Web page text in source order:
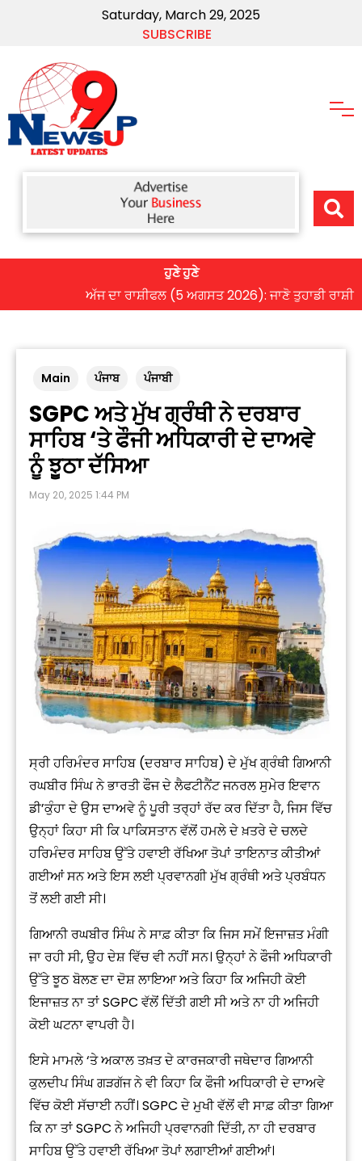
Saturday, March 29, 2025
SUBSCRIBE
ਹੁਣੇ ਹੁਣੇ
ਅੱਜ ਦਾ ਰਾਸ਼ੀਫਲ (5 ਅਗਸਤ 2026): ਜਾਣੋ ਤੁਹਾਡੀ ਰਾਸ਼ੀ ‘ਤੇ
Main ਪੰਜਾਬ ਪੰਜਾਬੀ
SGPC ਅਤੇ ਮੁੱਖ ਗ੍ਰੰਥੀ ਨੇ ਦਰਬਾਰ
ਸਾਹਿਬ ‘ਤੇ ਫੌਜੀ ਅਧਿਕਾਰੀ ਦੇ ਦਾਅਵੇ
ਨੂੰ ਝੂਠਾ ਦੱਸਿਆ
May 20, 2025 1:44 PM
ਸ੍ਰੀ ਹਰਿਮੰਦਰ ਸਾਹਿਬ (ਦਰਬਾਰ ਸਾਹਿਬ) ਦੇ ਮੁੱਖ ਗ੍ਰੰਥੀ ਗਿਆਨੀ
ਰਘਬੀਰ ਸਿੰਘ ਨੇ ਭਾਰਤੀ ਫੌਜ ਦੇ ਲੈਫਟੀਨੈਂਟ ਜਨਰਲ ਸੁਮੇਰ ਇਵਾਨ
ਡੀ’ਕੁੰਹਾ ਦੇ ਉਸ ਦਾਅਵੇ ਨੂੰ ਪੂਰੀ ਤਰ੍ਹਾਂ ਰੱਦ ਕਰ ਦਿੱਤਾ ਹੈ, ਜਿਸ ਵਿੱਚ
ਉਨ੍ਹਾਂ ਕਿਹਾ ਸੀ ਕਿ ਪਾਕਿਸਤਾਨ ਵੱਲੋਂ ਹਮਲੇ ਦੇ ਖ਼ਤਰੇ ਦੇ ਚਲਦੇ
ਹਰਿਮੰਦਰ ਸਾਹਿਬ ਉੱਤੇ ਹਵਾਈ ਰੱਖਿਆ ਤੋਪਾਂ ਤਾਇਨਾਤ ਕੀਤੀਆਂ
ਗਈਆਂ ਸਨ ਅਤੇ ਇਸ ਲਈ ਪ੍ਰਵਾਨਗੀ ਮੁੱਖ ਗ੍ਰੰਥੀ ਅਤੇ ਪ੍ਰਬੰਧਨ
ਤੋਂ ਲਈ ਗਈ ਸੀ।
ਗਿਆਨੀ ਰਘਬੀਰ ਸਿੰਘ ਨੇ ਸਾਫ਼ ਕੀਤਾ ਕਿ ਜਿਸ ਸਮੇਂ ਇਜਾਜ਼ਤ ਮੰਗੀ
ਜਾ ਰਹੀ ਸੀ, ਉਹ ਦੇਸ਼ ਵਿੱਚ ਵੀ ਨਹੀਂ ਸਨ। ਉਨ੍ਹਾਂ ਨੇ ਫੌਜੀ ਅਧਿਕਾਰੀ
ਉੱਤੇ ਝੂਠ ਬੋਲਣ ਦਾ ਦੋਸ਼ ਲਾਇਆ ਅਤੇ ਕਿਹਾ ਕਿ ਅਜਿਹੀ ਕੋਈ
ਇਜਾਜ਼ਤ ਨਾ ਤਾਂ SGPC ਵੱਲੋਂ ਦਿੱਤੀ ਗਈ ਸੀ ਅਤੇ ਨਾ ਹੀ ਅਜਿਹੀ
ਕੋਈ ਘਟਨਾ ਵਾਪਰੀ ਹੈ।
ਇਸੇ ਮਾਮਲੇ ‘ਤੇ ਅਕਾਲ ਤਖ਼ਤ ਦੇ ਕਾਰਜਕਾਰੀ ਜਥੇਦਾਰ ਗਿਆਨੀ
ਕੁਲਦੀਪ ਸਿੰਘ ਗੜਗੱਜ ਨੇ ਵੀ ਕਿਹਾ ਕਿ ਫੌਜੀ ਅਧਿਕਾਰੀ ਦੇ ਦਾਅਵੇ
ਵਿੱਚ ਕੋਈ ਸੱਚਾਈ ਨਹੀਂ। SGPC ਦੇ ਮੁਖੀ ਵੱਲੋਂ ਵੀ ਸਾਫ਼ ਕੀਤਾ ਗਿਆ
ਕਿ ਨਾ ਤਾਂ SGPC ਨੇ ਅਜਿਹੀ ਪ੍ਰਵਾਨਗੀ ਦਿੱਤੀ, ਨਾ ਹੀ ਦਰਬਾਰ
ਸਾਹਿਬ ਉੱਤੇ ਹਵਾਈ ਰੱਖਿਆ ਤੋਪਾਂ ਲਗਾਈਆਂ ਗਈਆਂ।